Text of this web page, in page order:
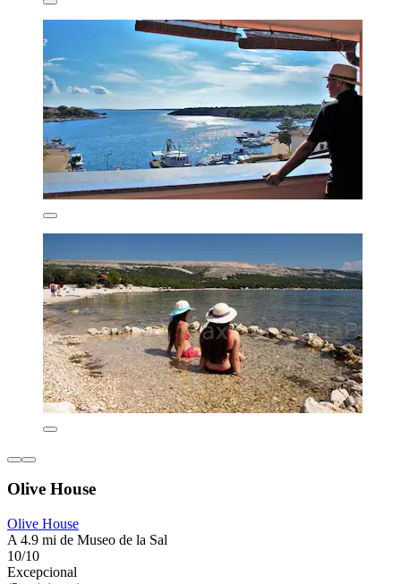
Olive House
Olive House
A 4.9 mi de Museo de la Sal
10/10
Excepcional